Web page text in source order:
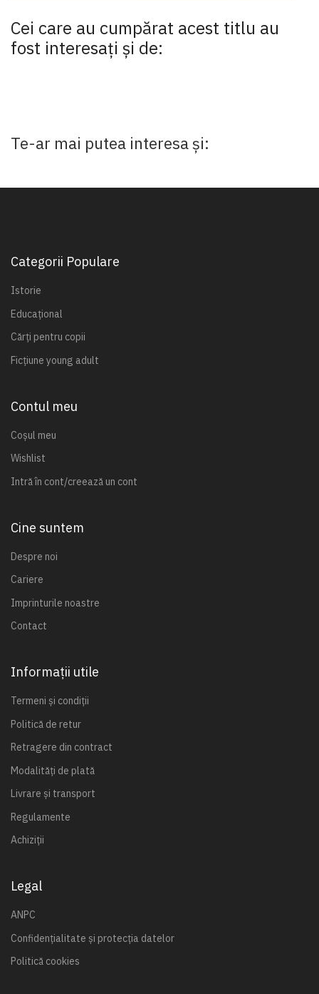
Cei care au cumpărat acest titlu au
fost interesaţi şi de:
Te-ar mai putea interesa și:
Categorii Populare
Istorie
Educațional
Cărți pentru copii
Ficțiune young adult
Contul meu
Coșul meu
Wishlist
Intră în cont/creează un cont
Cine suntem
Despre noi
Cariere
Imprinturile noastre
Contact
Informații utile
Termeni și condiții
Politică de retur
Retragere din contract
Modalități de plată
Livrare și transport
Regulamente
Achiziții
Legal
ANPC
Confidențialitate și protecția datelor
Politică cookies